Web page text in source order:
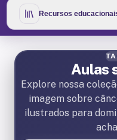
Recursos
Aulas
Explore nossa
imagem sobre
ilustrados para